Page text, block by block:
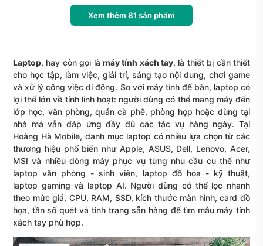
Xem thêm 81 sản phẩm
Laptop, hay còn gọi là máy tính xách tay, là thiết bị cần thiết
cho học tập, làm việc, giải trí, sáng tạo nội dung, chơi game
và xử lý công việc di động. So với máy tính để bàn, laptop có
lợi thế lớn về tính linh hoạt: người dùng có thể mang máy đến
lớp học, văn phòng, quán cà phê, phòng họp hoặc dùng tại
nhà mà vẫn đáp ứng đầy đủ các tác vụ hàng ngày. Tại
Hoàng Hà Mobile, danh mục laptop có nhiều lựa chọn từ các
thương hiệu phổ biến như Apple, ASUS, Dell, Lenovo, Acer,
MSI và nhiều dòng máy phục vụ từng nhu cầu cụ thể như
laptop văn phòng - sinh viên, laptop đồ họa - kỹ thuật,
laptop gaming và laptop AI. Người dùng có thể lọc nhanh
theo mức giá, CPU, RAM, SSD, kích thước màn hình, card đồ
họa, tần số quét và tình trạng sẵn hàng để tìm mẫu máy tính
xách tay phù hợp.